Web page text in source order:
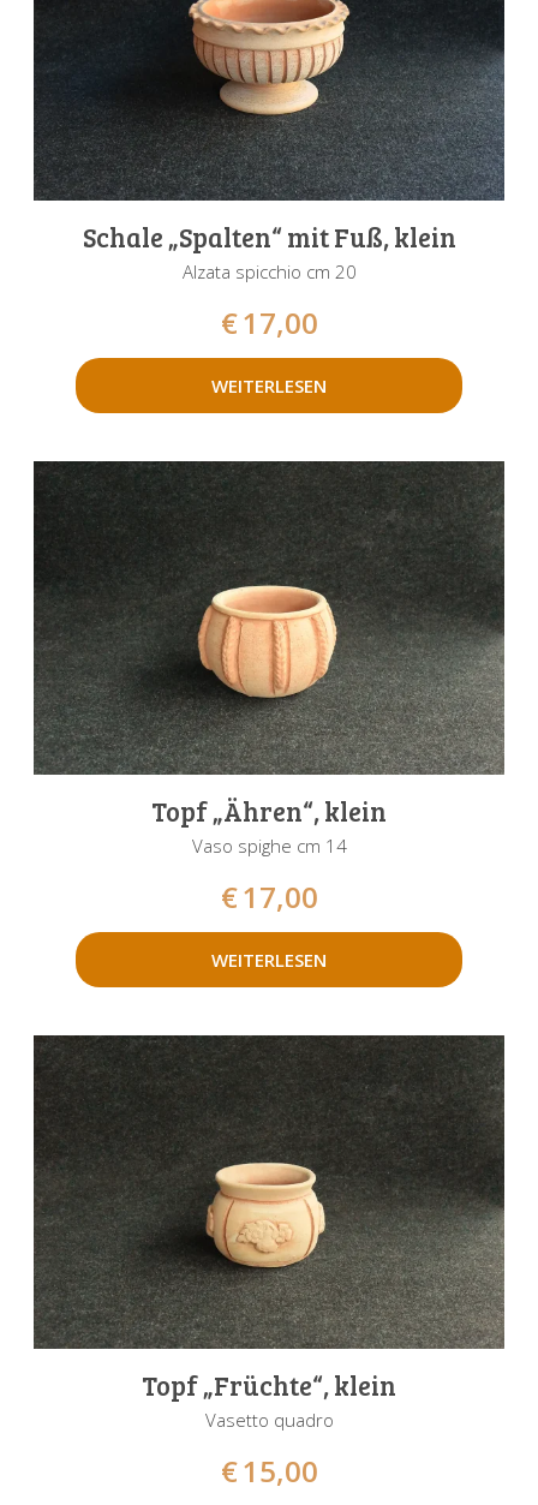
Schale „Spalten“ mit Fuß, klein
Alzata spicchio cm 20
€17,00
WEITERLESEN
Topf „Ähren“, klein
Vaso spighe cm 14
€17,00
WEITERLESEN
Topf „Früchte“, klein
Vasetto quadro
€15,00